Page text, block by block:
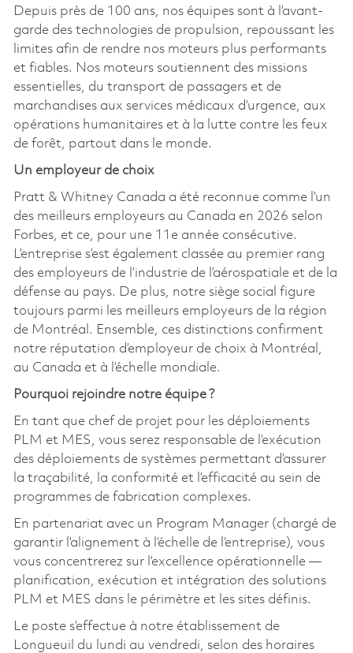
Depuis près de 100 ans, nos équipes sont à l’avant-
garde des technologies de propulsion, repoussant les
limites afin de rendre nos moteurs plus performants
et fiables. Nos moteurs soutiennent des missions
essentielles, du transport de passagers et de
marchandises aux services médicaux d’urgence, aux
opérations humanitaires et à la lutte contre les feux
de forêt, partout dans le monde.
Un employeur de choix
Pratt & Whitney Canada a été reconnue comme l’un
des meilleurs employeurs au Canada en 2026 selon
Forbes, et ce, pour une 11e année consécutive.
L’entreprise s’est également classée au premier rang
des employeurs de l’industrie de l’aérospatiale et de la
défense au pays. De plus, notre siège social figure
toujours parmi les meilleurs employeurs de la région
de Montréal. Ensemble, ces distinctions confirment
notre réputation d’employeur de choix à Montréal,
au Canada et à l’échelle mondiale.
Pourquoi rejoindre notre équipe ?
En tant que chef de projet pour les déploiements
PLM et MES, vous serez responsable de l’exécution
des déploiements de systèmes permettant d’assurer
la traçabilité, la conformité et l’efficacité au sein de
programmes de fabrication complexes.
En partenariat avec un Program Manager (chargé de
garantir l’alignement à l’échelle de l’entreprise), vous
vous concentrerez sur l’excellence opérationnelle —
planification, exécution et intégration des solutions
PLM et MES dans le périmètre et les sites définis.
Le poste s’effectue à notre établissement de
Longueuil du lundi au vendredi, selon des horaires